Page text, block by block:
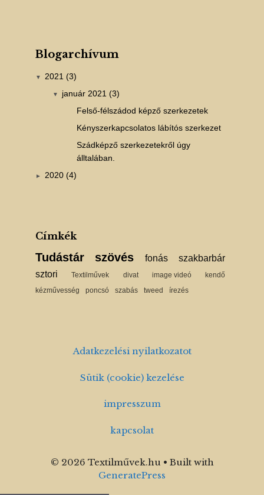
Blogarchívum
▼ 2021 (3)
▼
január 2021 (3)
Felső-félszádod képző szerkezetek
Kényszerkapcsolatos lábítós szerkezet
Szádképző szerkezetekről úgy
álltalában.
► 2020 (4)
Címkék
Tudástár szövés fonás
szakbarbár
sztori
Textilművek divat image videó
kendő
kézművesség
poncsó szabás tweed írezés
Adatkezelési nyilatkozatot
Sütik (cookie) kezelése
impresszum
kapcsolat
© 2026 Textilművek.hu• Built with
GeneratePress